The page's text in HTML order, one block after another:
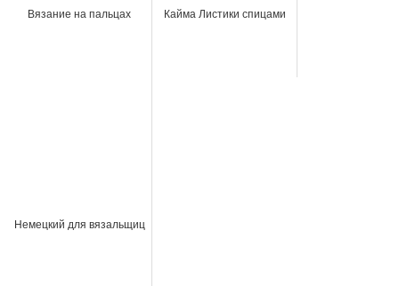
Вязание на пальцах Кайма Листики спицами
Немецкий для вязальщиц